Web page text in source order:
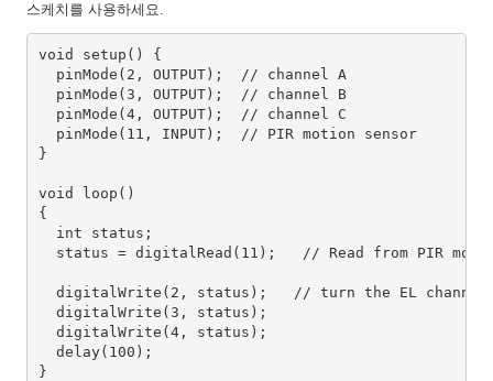
스케치를 사용하세요.
void setup() {
  pinMode(2, OUTPUT);  // channel A
  pinMode(3, OUTPUT);  // channel B
  pinMode(4, OUTPUT);  // channel C
  pinMode(11, INPUT);  // PIR motion sensor
}
void loop()
{
  int status;
status = digitalRead(11);   // Read from PIR
digitalWrite(2, status);   // turn the EL channel
  digitalWrite(3, status);
  digitalWrite(4, status);
  delay(100);
}